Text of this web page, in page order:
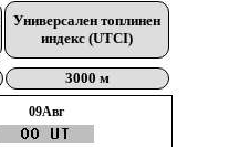
Универсален топлинен
индекс (UTCI)
3000 м
09Aвг